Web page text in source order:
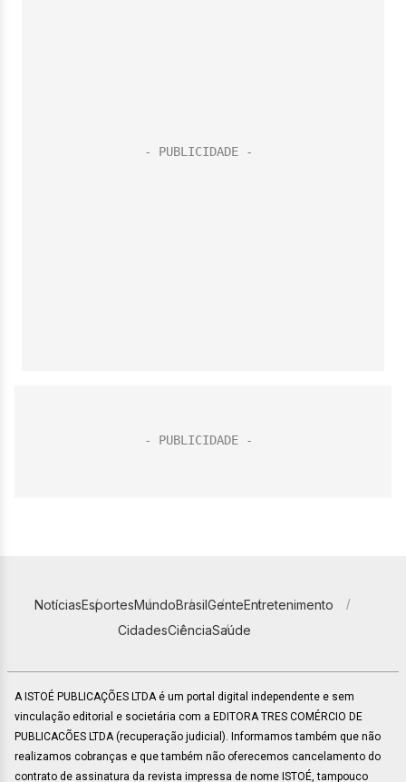
NotíciasEsportesMundoBrasilGenteEntretenimento
CidadesCiênciaSaúde
A ISTOÉ PUBLICAÇÕES LTDA é um portal digital independente e sem
vinculação editorial e societária com a EDITORA TRES COMÉRCIO DE
PUBLICACÕES LTDA (recuperação judicial). Informamos também que não
realizamos cobranças e que também não oferecemos cancelamento do
contrato de assinatura da revista impressa de nome ISTOÉ, tampouco